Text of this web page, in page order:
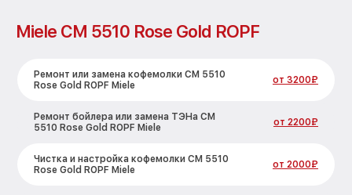
Miele CM 5510 Rose Gold ROPF
Ремонт или замена кофемолки CM 5510
Rose Gold ROPF Miele
от 3200₽
Ремонт бойлера или замена ТЭНа CM
5510 Rose Gold ROPF Miele
от 2200₽
Чистка и настройка кофемолки CM 5510
Rose Gold ROPF Miele
от 2000₽